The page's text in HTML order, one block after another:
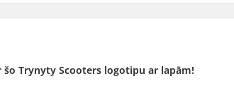
Trynyty Scooters logotipu ar lapām!